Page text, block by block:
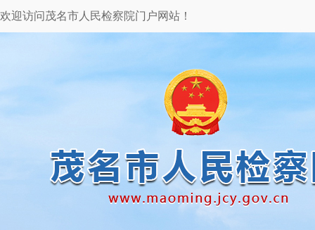
欢迎访问茂名市人民检察院门户网站！